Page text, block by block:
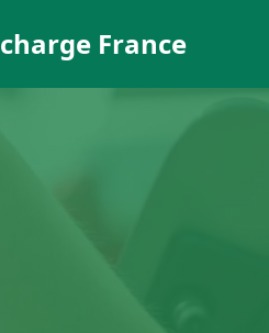
France